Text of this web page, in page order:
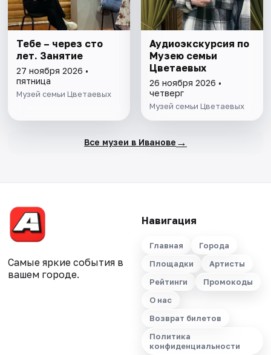
Тебе – через сто
лет. Занятие
27 ноября 2026 •
пятница
Музей семьи Цветаевых
Аудиоэкскурсия по
Музею семьи
Цветаевых
26 ноября 2026 •
четверг
Музей семьи Цветаевых
Все музеи в Иванове →
Самые яркие события в
вашем городе.
Навигация
Главная
Города
Площадки
Артисты
Рейтинги
Промокоды
О нас
Возврат билетов
Политика
конфиденциальности